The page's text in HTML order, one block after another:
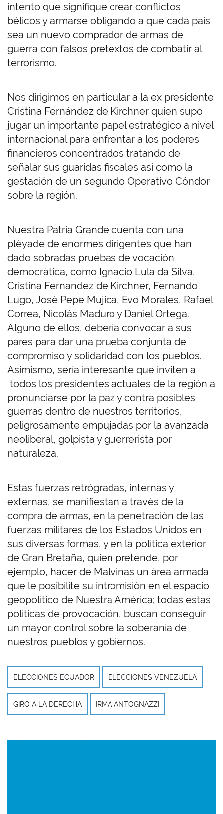
intento que signifique crear conflictos
bélicos y armarse obligando a que cada país
sea un nuevo comprador de armas de
guerra con falsos pretextos de combatir al
terrorismo.
Nos dirigimos en particular a la ex presidente
Cristina Fernández de Kirchner quien supo
jugar un importante papel estratégico a nivel
internacional para enfrentar a los poderes
financieros concentrados tratando de
señalar sus guaridas fiscales así como la
gestación de un segundo Operativo Cóndor
sobre la región.
Nuestra Patria Grande cuenta con una
pléyade de enormes dirigentes que han
dado sobradas pruebas de vocación
democrática, como Ignacio Lula da Silva,
Cristina Fernandez de Kirchner, Fernando
Lugo, José Pepe Mujica, Evo Morales, Rafael
Correa, Nicolás Maduro y Daniel Ortega.
Alguno de ellos, debería convocar a sus
pares para dar una prueba conjunta de
compromiso y solidaridad con los pueblos.
Asimismo, sería interesante que inviten a
todos los presidentes actuales de la región a
pronunciarse por la paz y contra posibles
guerras dentro de nuestros territorios,
peligrosamente empujadas por la avanzada
neoliberal, golpista y guerrerista por
naturaleza.
Estas fuerzas retrógradas, internas y
externas, se manifiestan a través de la
compra de armas, en la penetración de las
fuerzas militares de los Estados Unidos en
sus diversas formas, y en la política exterior
de Gran Bretaña, quien pretende, por
ejemplo, hacer de Malvinas un área armada
que le posibilite su intromisión en el espacio
geopolítico de Nuestra América; todas estas
políticas de provocación, buscan conseguir
un mayor control sobre la soberanía de
nuestros pueblos y gobiernos.
ELECCIONES ECUADOR ELECCIONES VENEZUELA
GIRO A LA DERECHA IRMA ANTOGNAZZI